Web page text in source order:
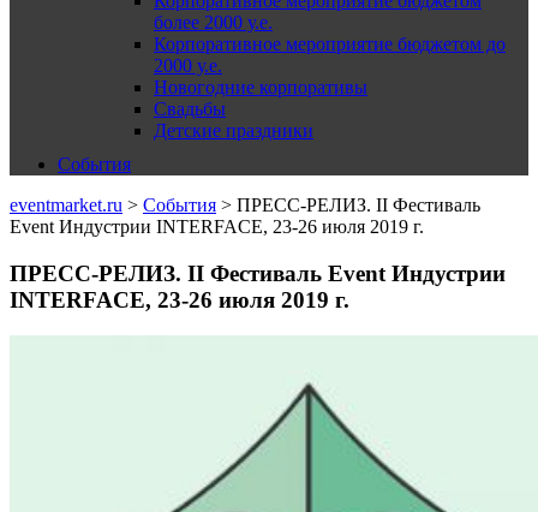
более 2000 у.е.
Корпоративное мероприятие бюджетом до
2000 у.е.
Новогодние корпоративы
Свадьбы
Детские праздники
События
eventmarket.ru > События > ПРЕСС-РЕЛИЗ. II Фестиваль
Event Индустрии INTERFACE, 23-26 июля 2019 г.
ПРЕСС-РЕЛИЗ. II Фестиваль Event Индустрии
INTERFACE, 23-26 июля 2019 г.